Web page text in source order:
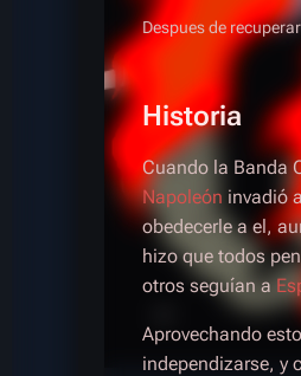
Despues de
Historia
Cuando la Banda
Napoleón invadió a
obedecerle a el,
hizo que todos
otros seguían a
Aprovechando
independizarse, y